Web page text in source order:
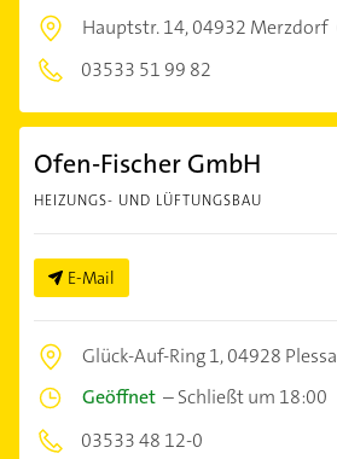
Hauptstr. 14,04932 Merzdorf
03533 51 99 82
Ofen-Fischer GmbH
HEIZUNGS- UND LÜFTUNGSBAU
E-Mail
Glück-Auf-Ring 1,04928 Plessa
Geöffnet –Schließt um 18:00
03533 48 12-0